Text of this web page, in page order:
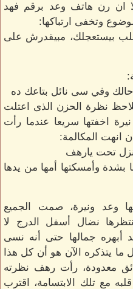
ان رن هاتف وعد برقم فهد
وتخفى ارتباكها:
بيستعجلك، مبيقدرش على
وفي سى نائل بتاعك ده
نظرة الحزن الذى اعتلت
اخفتها سريعا عندما رأت
انهت المكالمة:
تحت يارهف
بشدة وأمسكتها أمها من يدها
وعد ونيرة، صمت الجميع
نضال أسفل الدرج لا
أبهره جمالها حتى أنه نسى
يتذكره الآن هو أن كل هذا
معدودة، رأت رهف نظرته
مع تلك الابتسامة، اقترب